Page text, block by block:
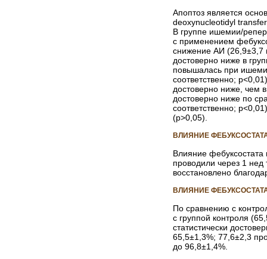
Апоптоз является
deoxynucleotidyl
В группе ишемии/
с применением
снижение АИ (26,9±3,7
достоверно ниже в
повышалась при
соответственно;
достоверно ниже, чем
достоверно ниже по
соответственно;
(р>0,05).
ВЛИЯНИЕ
Влияние
проводили через 1
восстановлено
ВЛИЯНИЕ
По сравнению с
с группой контроля
статистически
65,5±1,3%; 77,6±2,3
до 96,8±1,4%.